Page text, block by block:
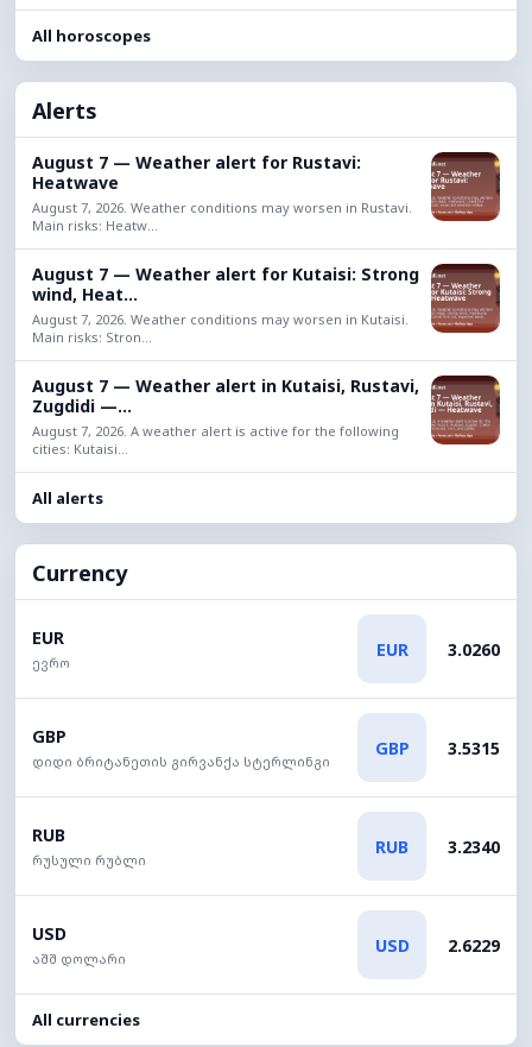
All horoscopes
Alerts
August 7 — Weather alert for Rustavi:
Heatwave
August 7, 2026. Weather conditions may worsen in Rustavi.
Main risks: Heatw...
August 7 — Weather alert for Kutaisi: Strong
wind, Heat...
August 7, 2026. Weather conditions may worsen in Kutaisi.
Main risks: Stron...
August 7 — Weather alert in Kutaisi, Rustavi,
Zugdidi —...
August 7, 2026. A weather alert is active for the following
cities: Kutaisi...
All alerts
Currency
EUR
ევრო
EUR 3.0260
GBP
დიდი ბრიტანეთის გირვანქა სტერლინგი
GBP 3.5315
RUB
რუსული რუბლი
RUB 3.2340
USD
აშშ დოლარი
USD 2.6229
All currencies